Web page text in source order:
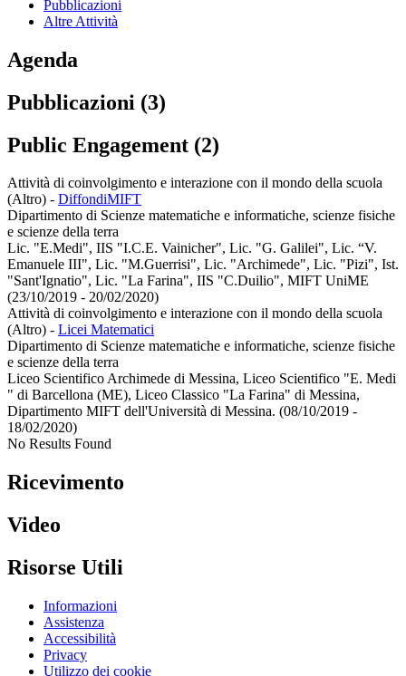
Pubblicazioni
Altre Attività
Agenda
Pubblicazioni (3)
Public Engagement (2)
Attività di coinvolgimento e interazione con il mondo della scuola
(Altro) - DiffondiMIFT
Dipartimento di Scienze matematiche e informatiche, scienze fisiche
e scienze della terra
Lic. "E.Medi", IIS "I.C.E. Vainicher", Lic. "G. Galilei", Lic. “V.
Emanuele III", Lic. "M.Guerrisi", Lic. "Archimede", Lic. "Pizi", Ist.
"Sant'Ignatio", Lic. "La Farina", IIS "C.Duilio", MIFT UniME
(23/10/2019 - 20/02/2020)
Attività di coinvolgimento e interazione con il mondo della scuola
(Altro) - Licei Matematici
Dipartimento di Scienze matematiche e informatiche, scienze fisiche
e scienze della terra
Liceo Scientifico Archimede di Messina, Liceo Scientifico "E. Medi
" di Barcellona (ME), Liceo Classico "La Farina" di Messina,
Dipartimento MIFT dell'Università di Messina. (08/10/2019 -
18/02/2020)
No Results Found
Ricevimento
Video
Risorse Utili
Informazioni
Assistenza
Accessibilità
Privacy
Utilizzo dei cookie